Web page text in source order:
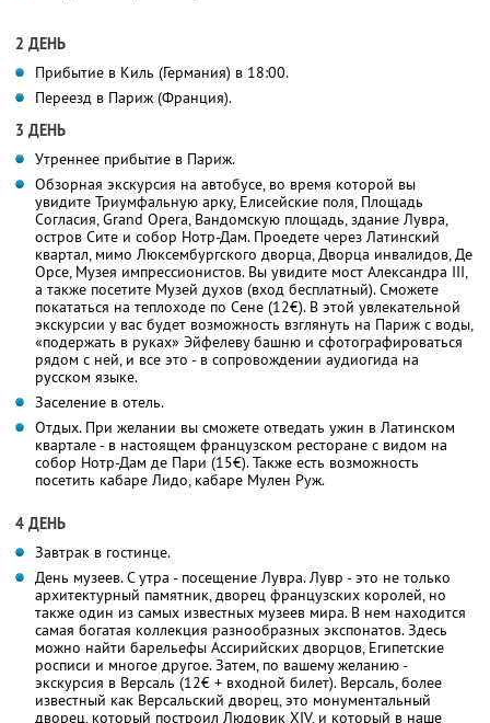
2 ДЕНЬ
Прибытие в Киль (Германия) в 18:00.
Переезд в Париж (Франция).
3 ДЕНЬ
Утреннее прибытие в Париж.
Обзорная экскурсия на автобусе, во время которой вы
увидите Триумфальную арку, Елисейские поля, Площадь
Согласия, Grand Opera, Вандомскую площадь, здание Лувра,
остров Сите и собор Нотр-Дам. Проедете через Латинский
квартал, мимо Люксембургского дворца, Дворца инвалидов, Де
Орсе, Музея импрессионистов. Вы увидите мост Александра III,
а также посетите Музей духов (вход бесплатный). Сможете
покататься на теплоходе по Сене (12€). В этой увлекательной
экскурсии у вас будет возможность взглянуть на Париж с воды,
«подержать в руках» Эйфелеву башню и сфотографироваться
рядом с ней, и все это - в сопровождении аудиогида на
русском языке.
Заселение в отель.
Отдых. При желании вы сможете отведать ужин в Латинском
квартале - в настоящем французском ресторане с видом на
собор Нотр-Дам де Пари (15€). Также есть возможность
посетить кабаре Лидо, кабаре Мулен Руж.
4 ДЕНЬ
Завтрак в гостинце.
День музеев. С утра - посещение Лувра. Лувр - это не только
архитектурный памятник, дворец французских королей, но
также один из самых известных музеев мира. В нем находится
самая богатая коллекция разнообразных экспонатов. Здесь
можно найти барельефы Ассирийских дворцов, Египетские
росписи и многое другое. Затем, по вашему желанию -
экскурсия в Версаль (12€ + входной билет). Версаль, более
известный как Версальский дворец, это монументальный
дворец, который построил Людовик XIV, и который в наше